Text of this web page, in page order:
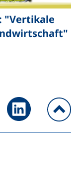
"Vertikale
Fenster),
Facebook teilen
Seite über